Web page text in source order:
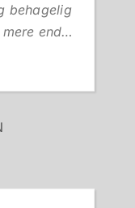
behagelig
end
på det
hos
som